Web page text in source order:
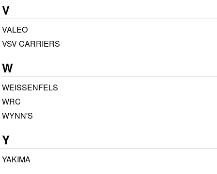
V
VALEO
VSV CARRIERS
W
WEISSENFELS
WRC
WYNN'S
Y
YAKIMA